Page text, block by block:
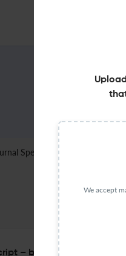
Specification
– before you submit
We accept